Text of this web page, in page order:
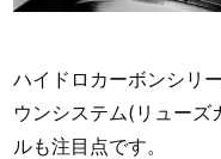
ハイドロカーボンシリ
ウンシステム(リューズ
ルも注目点です。